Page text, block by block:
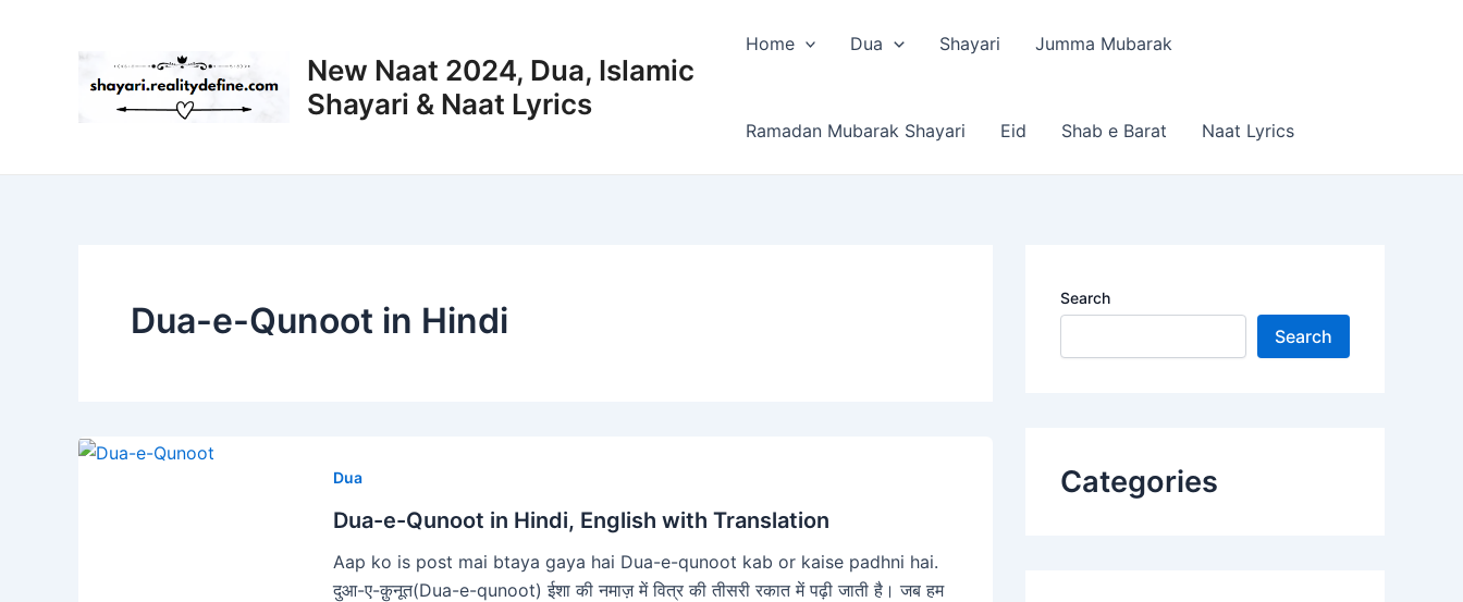
New Naat 2024, Dua, Islamic
Shayari & Naat Lyrics
Home Dua Shayari Jumma Mubarak
Ramadan Mubarak Shayari Eid Shab e Barat Naat Lyrics
Dua-e-Qunoot in Hindi
Dua
Dua-e-Qunoot in Hindi, English with Translation
Aap ko is post mai btaya gaya hai Dua-e-qunoot kab or kaise padhni hai.
दुआ-ए-क़ुनूत(Dua-e-qunoot) ईशा की नमाज़ में वित्र की तीसरी रकात में पढ़ी जाती है। जब हम
Search
Search
Categories